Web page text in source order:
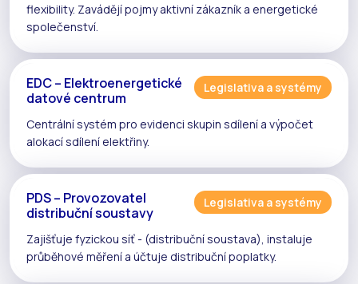
flexibility. Zavádějí pojmyaktivní zákazník a energetické
společenství.
EDC – Elektroenergetické
datové centrum
Legislativa a systémy
Centrální systém pro evidenci skupin sdílení a výpočet
alokacísdílení elektřiny.
PDS – Provozovatel
distribuční soustavy
Legislativa a systémy
Zajišťuje fyzickou síť - (distribuční soustava), instaluje
průběhové měření a účtuje distribuční poplatky.